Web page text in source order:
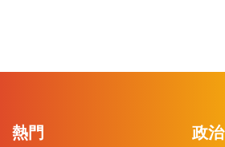
熱門 政治